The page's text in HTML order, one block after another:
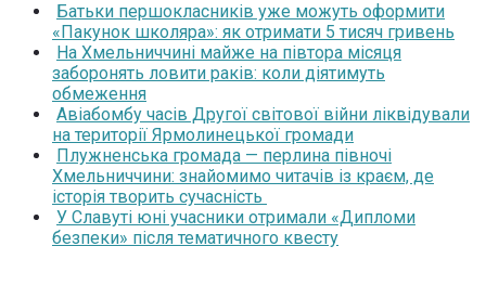
Батьки першокласників уже можуть оформити
«Пакунок школяра»: як отримати 5 тисяч гривень
На Хмельниччині майже на півтора місяця
заборонять ловити раків: коли діятимуть
обмеження
Авіабомбу часів Другої світової війни ліквідували
на території Ярмолинецької громади
Плужненська громада — перлина півночі
Хмельниччини: знайомимо читачів із краєм, де
історія творить сучасність
У Славуті юні учасники отримали «Дипломи
безпеки» після тематичного квесту